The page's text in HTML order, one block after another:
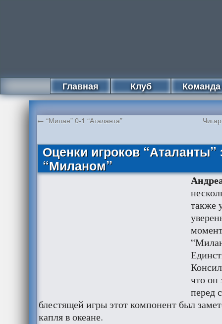
Главная Клуб Команда
← “Милан” 0-1 “Аталанта”
Оценки игроков “Аталанты”
“Миланом”
также
что он
перед
блестящей игры этот компонент был
капля в океане.